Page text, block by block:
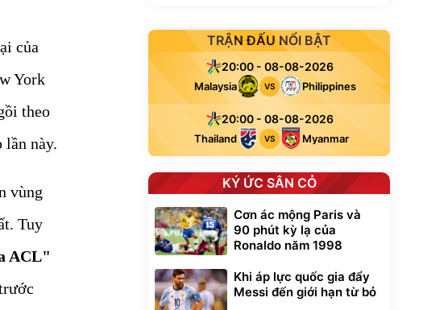
của
York
theo
lần này.
vùng
Tuy
ACL"
TRẬN ĐẤU NỔI BẬT
20:00 - 08-08-2026
Malaysia VS Philippines
20:00 - 08-08-2026
Thailand VS Myanmar
KÝ ỨC SÂN CỎ
Cơn ác mộng Paris và
90 phút kỳ lạ của
Ronaldo năm 1998
Khi áp lực quốc gia đẩy
Messi đến giới hạn từ bỏ